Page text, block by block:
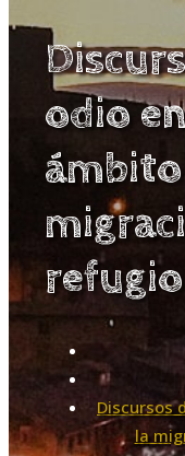
odio
refugio
Discursos
la